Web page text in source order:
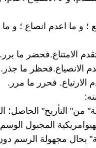
؛ و ما اعدم انصاع ؛ و
الامتناع.فحضر ما برر.
الانصياع.فحظر ما جذر.
الارتياع. فحرر ما مرر.
من" التأريخ"
المجبول
بحال مجهولة الرسم